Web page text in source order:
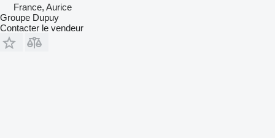
France, Aurice
Groupe Dupuy
Contacter le vendeur